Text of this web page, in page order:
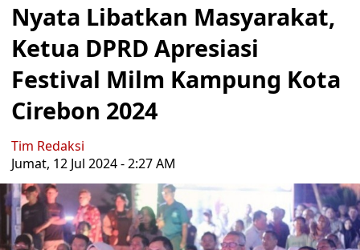
Nyata Libatkan Masyarakat,
Ketua DPRD Apresiasi
Festival Milm Kampung Kota
Cirebon 2024
Tim Redaksi
Jumat, 12 Jul 2024 - 2:27 AM